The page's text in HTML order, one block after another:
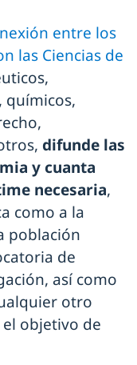
entre los
las Ciencias de
químicos,
difunde las
y cuanta
necesaria,
como a la
población
de
así como
otro
objetivo de